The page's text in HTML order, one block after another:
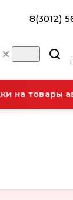
8(3012)
на товары